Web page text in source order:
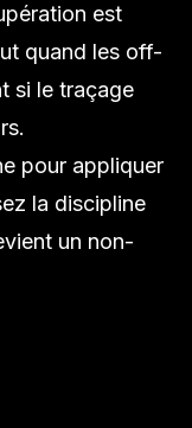
est
quand les off-
si le traçage
pour appliquer
la discipline
un non-